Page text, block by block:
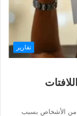
تقارير
من الأشخاص بسبب